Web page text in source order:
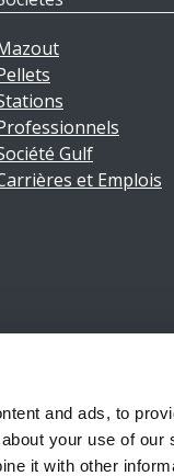
and ads, to
your use of
it with other
Gulf
et Emplois
|Politique de